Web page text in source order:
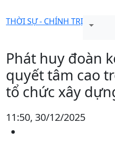
THỜI SỰ - CHÍNH TRỊ
Phát huy đoàn
quyết tâm cao
tổ chức xây
11:50, 30/12/2025